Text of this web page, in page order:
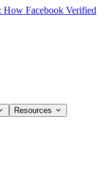
How Facebook Verified
Resources